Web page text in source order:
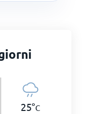
25°C